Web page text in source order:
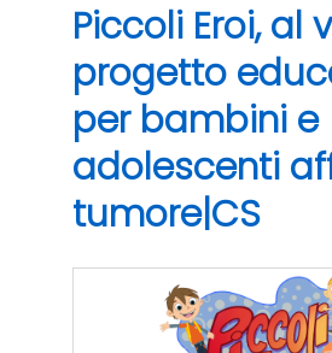
Piccoli Eroi, al
progetto
per bambini e
adolescenti
tumore|CS